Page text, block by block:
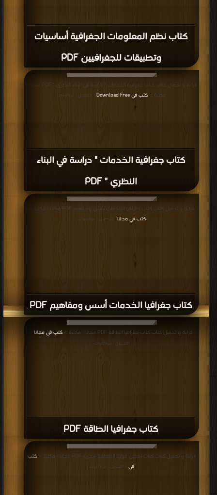
كتاب نظم المعلومات الجغرافية أساسيات
وتطبيقات للجغرافيين PDF
كتاب جغرافية الخدمات " دراسة في البناء
النظري " PDF
قراءة و تحميل كتاب كتاب جغرافية الخدمات " دراسة في البناء النظري " PDF مجانا |
مكتبة > كتب في Download Free | التحميل : مرة/مرات
كتاب جغرافيا الخدمات أسس ومفاهيم PDF
قراءة و تحميل كتاب كتاب جغرافيا الخدمات أسس ومفاهيم PDF مجانا | مكتبة >
كتب في مجانا | التحميل : مرة/مرات
كتاب جغرافيا الطاقة PDF
قراءة و تحميل كتاب كتاب جغرافيا الطاقة PDF مجانا | مكتبة > كتب في مجانا
التحميل : مرة/مرات
قراءة و تحميل كتاب كتاب تعدين موارد المنطقة البحرية PDF مجانا | مكتبة >
كتب
في
| التحميل : مرة/مرات